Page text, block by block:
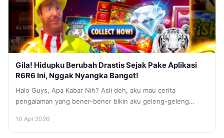
Gila! Hidupku Berubah Drastis Sejak Pake Aplikasi
R6R6 Ini, Nggak Nyangka Banget!
Halo Guys, Apa Kabar Nih? Asli deh, aku mau cerita
pengalaman yang bener-bener bikin aku geleng-geleng
10 Apr 2026